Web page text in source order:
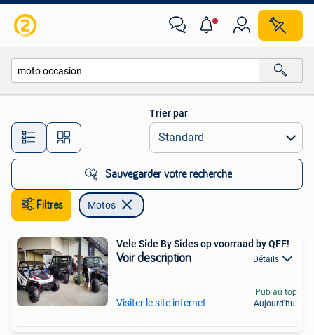
Toutes les distances…
Trier par
Sauvegarder votre recherche
Filtres Motos
Vele Side By Sides op voorraad by QFF!
Voir description Détails
Visiter le site internet
Pub au top
Aujourd'hui